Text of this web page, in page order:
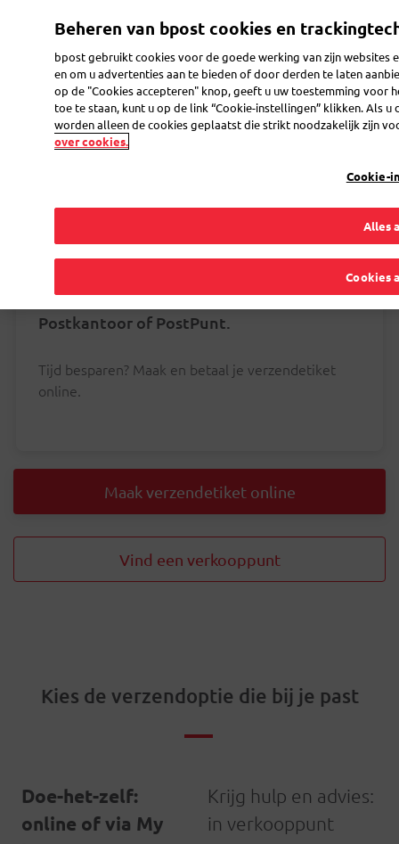
Toggle navigation
Een pakje verzenden naar Duitsland
Je verzendt pakjes naar Duitsland in elk
Postkantoor of PostPunt.
Tijd besparen? Maak en betaal je verzendetiket
online.
Maak verzendetiket online
Vind een verkooppunt
Kies de verzendoptie die bij je past
Doe-het-zelf:
online of via My
Krijg hulp en advies:
in verkooppunt
Beheren van bpost cookies en
bpost gebruikt cookies voor de goede werking van zijn websites
en om u advertenties aan te bieden of door derden te laten
op de "Cookies accepteren" knop, geeft u uw toestemming voor
toe te staan, kunt u op de link “Cookie-instellingen” klikken. Als
worden alleen de cookies geplaatst die strikt noodzakelijk zijn
over cookies.
Cookie-
Alles
Cookies